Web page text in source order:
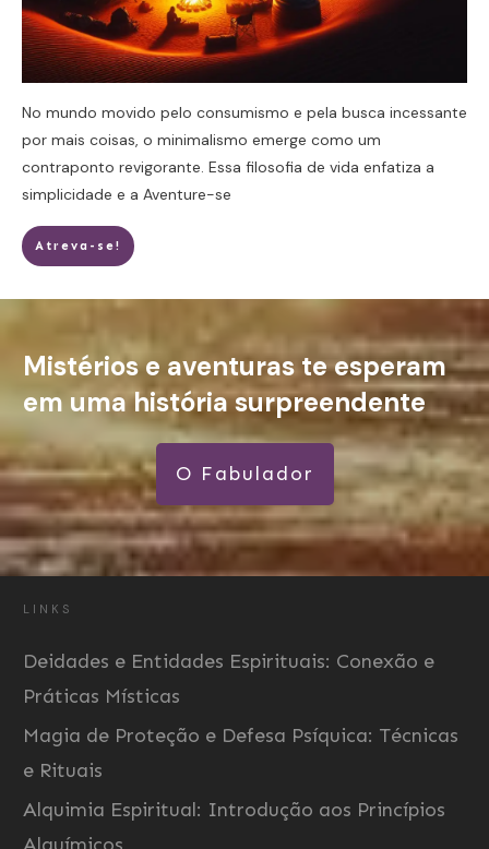
No mundo movido pelo consumismo e pela busca incessante
por mais coisas, o minimalismo emerge como um
contraponto revigorante. Essa filosofia de vida enfatiza a
simplicidade e a Aventure-se
Atreva-se!
Mistérios e aventuras te esperam
em uma história surpreendente
O Fabulador
LINKS
Deidades e Entidades Espirituais: Conexão e
Práticas Místicas
Magia de Proteção e Defesa Psíquica: Técnicas
e Rituais
Alquimia Espiritual: Introdução aos Princípios
Alquímicos